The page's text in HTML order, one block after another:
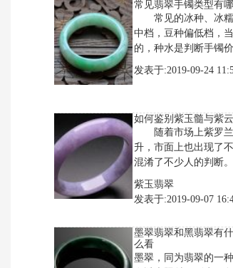
常见翡翠手镯类型有
常见的冰种、冰糯
中档，豆种偏低档，
的，种水是判断手镯
发表于:2019-09-24
如何鉴别紫玉髓与紫
随着市场上紫罗兰
升，市面上也出现了
混淆了不少人的判断
紫玉翡翠
发表于:2019-09-07
墨翠翡翠和黑翡翠有
么看
墨翠，同为翡翠的一